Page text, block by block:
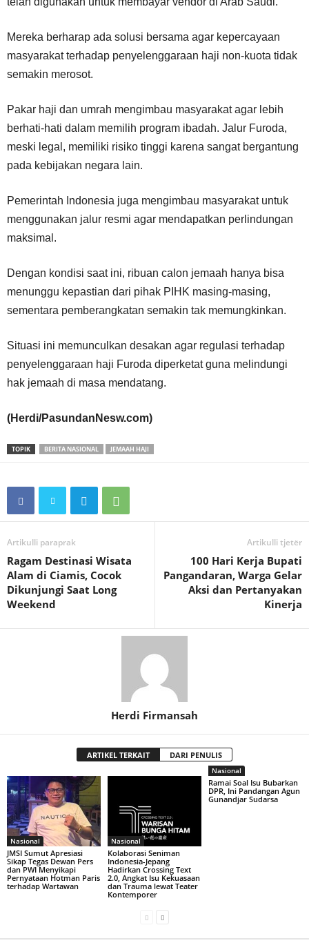
Mereka berharap ada solusi bersama agar kepercayaan
masyarakat terhadap penyelenggaraan haji non-kuota tidak
semakin merosot.
Pakar haji dan umrah mengimbau masyarakat agar lebih
berhati-hati dalam memilih program ibadah. Jalur Furoda,
meski legal, memiliki risiko tinggi karena sangat bergantung
pada kebijakan negara lain.
Pemerintah Indonesia juga mengimbau masyarakat untuk
menggunakan jalur resmi agar mendapatkan perlindungan
maksimal.
Dengan kondisi saat ini, ribuan calon jemaah hanya bisa
menunggu kepastian dari pihak PIHK masing-masing,
sementara pemberangkatan semakin tak memungkinkan.
Situasi ini memunculkan desakan agar regulasi terhadap
penyelenggaraan haji Furoda diperketat guna melindungi
hak jemaah di masa mendatang.
(Herdi/PasundanNesw.com)
TOPIK BERITA NASIONAL JEMAAH HAJI
Artikulli paraprak
Ragam Destinasi Wisata
Alam di Ciamis, Cocok
Dikunjungi Saat Long
Weekend
Artikulli tjetër
100 Hari Kerja Bupati
Pangandaran, Warga Gelar
Aksi dan Pertanyakan
Kinerja
Herdi Firmansah
ARTIKEL TERKAIT DARI PENULIS
Nasional
JMSI Sumut Apresiasi
Sikap Tegas Dewan Pers
dan PWI Menyikapi
Pernyataan Hotman Paris
terhadap Wartawan
Nasional
Kolaborasi Seniman
Indonesia-Jepang
Hadirkan Crossing Text
2.0, Angkat Isu Kekuasaan
dan Trauma lewat Teater
Kontemporer
Nasional
Ramai Soal Isu Bubarkan
DPR, Ini Pandangan Agun
Gunandjar Sudarsa